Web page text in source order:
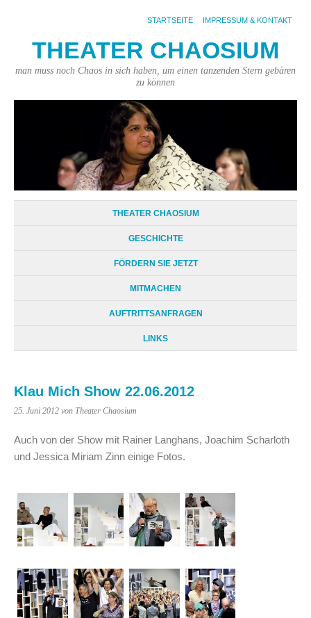
STARTSEITE IMPRESSUM & KONTAKT
THEATER CHAOSIUM
man muss noch Chaos in sich haben, um einen tanzenden Stern gebären
zu können
THEATER CHAOSIUM
GESCHICHTE
FÖRDERN SIE JETZT
MITMACHEN
AUFTRITTSANFRAGEN
LINKS
Klau Mich Show 22.06.2012
25. Juni 2012 von Theater Chaosium
Auch von der Show mit Rainer Langhans, Joachim Scharloth
und Jessica Miriam Zinn einige Fotos.